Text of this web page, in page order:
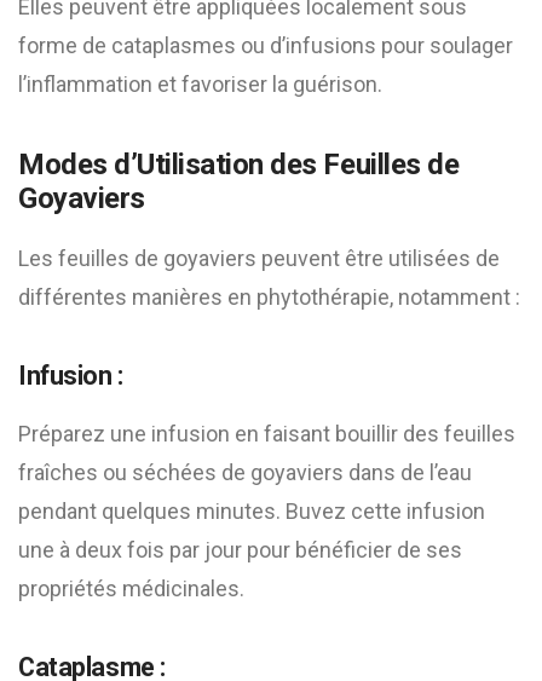
Elles peuvent être appliquées localement sous
forme de cataplasmes ou d’infusions pour soulager
l’inflammation et favoriser la guérison.
Modes d’Utilisation des Feuilles de
Goyaviers
Les feuilles de goyaviers peuvent être utilisées de
différentes manières en phytothérapie, notamment :
Infusion :
Préparez une infusion en faisant bouillir des feuilles
fraîches ou séchées de goyaviers dans de l’eau
pendant quelques minutes. Buvez cette infusion
une à deux fois par jour pour bénéficier de ses
propriétés médicinales.
Cataplasme :